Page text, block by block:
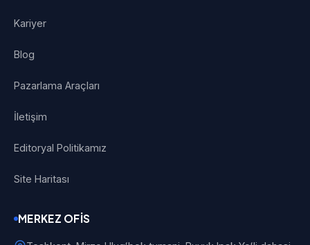
Kariyer
Blog
Pazarlama Araçları
İletişim
Editoryal Politikamız
Site Haritası
MERKEZ OFIS